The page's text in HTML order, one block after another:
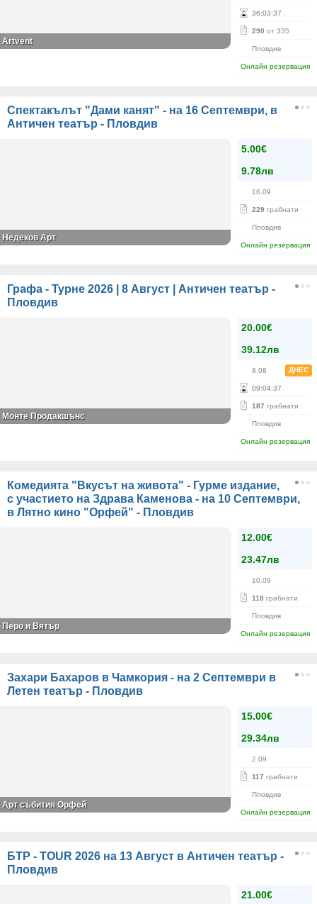
36:03:36
290 от 335
Пловдив
Онлайн резервация
Аrtvent
Спектакълът "Дами канят" - на 16 Септември, в
Античен театър - Пловдив
5.00€
9.78лв
16.09
229 грабнати
Пловдив
Онлайн резервация
Недеков Арт
Графа - Турне 2026 | 8 Август | Античен театър -
Пловдив
20.00€
39.12лв
8.08 ДНЕС
09:04:36
187 грабнати
Пловдив
Онлайн резервация
Монте Продакшънс
Комедията "Вкусът на живота" - Гурме издание,
с участието на Здрава Каменова - на 10 Септември,
в Лятно кино "Орфей" - Пловдив
12.00€
23.47лв
10.09
118 грабнати
Пловдив
Онлайн резервация
Перо и Вятър
Захари Бахаров в Чамкория - на 2 Септември в
Летен театър - Пловдив
15.00€
29.34лв
2.09
117 грабнати
Пловдив
Онлайн резервация
Арт събития Орфей
БТР - TOUR 2026 на 13 Август в Античен театър -
Пловдив
21.00€